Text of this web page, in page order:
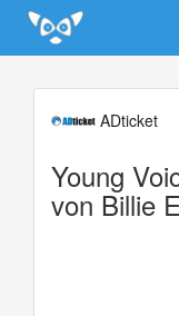
Update cookies preferences
ADticket
Young
von Billie